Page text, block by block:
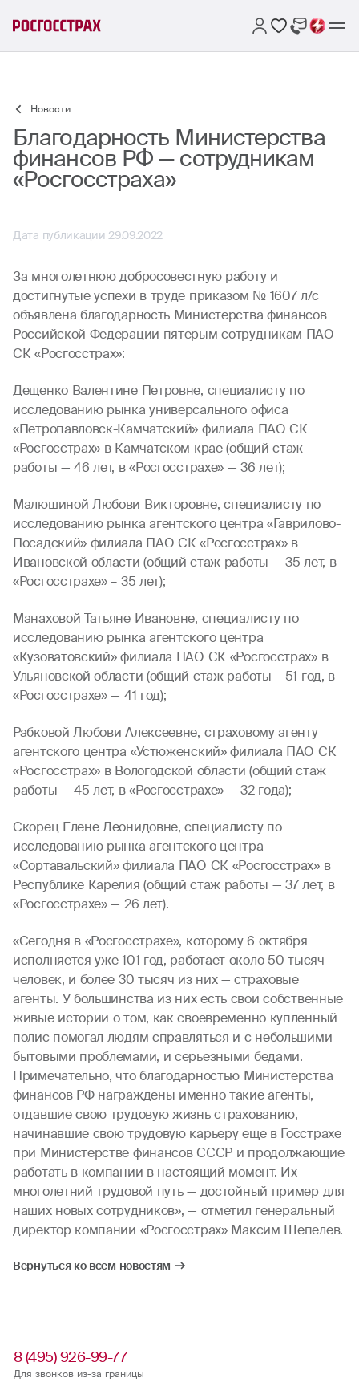
Новости
Благодарность Министерства
финансов РФ — сотрудникам
«Росгосстраха»
Дата публикации 29.09.2022
За многолетнюю добросовестную работу и
достигнутые успехи в труде приказом № 1607 л/с
объявлена благодарность Министерства финансов
Российской Федерации пятерым сотрудникам ПАО
СК «Росгосстрах»:
Дещенко Валентине Петровне, специалисту по
исследованию рынка универсального офиса
«Петропавловск-Камчатский» филиала ПАО СК
«Росгосстрах» в Камчатском крае (общий стаж
работы — 46 лет, в «Росгосстрахе» — 36 лет);
Малюшиной Любови Викторовне, специалисту по
исследованию рынка агентского центра «Гаврилово-
Посадский» филиала ПАО СК «Росгосстрах» в
Ивановской области (общий стаж работы — 35 лет, в
«Росгосстрахе» – 35 лет);
Манаховой Татьяне Ивановне, специалисту по
исследованию рынка агентского центра
«Кузоватовский» филиала ПАО СК «Росгосстрах» в
Ульяновской области (общий стаж работы – 51 год, в
«Росгосстрахе» — 41 год);
Рабковой Любови Алексеевне, страховому агенту
агентского центра «Устюженский» филиала ПАО СК
«Росгосстрах» в Вологодской области (общий стаж
работы — 45 лет, в «Росгосстрахе» — 32 года);
Скорец Елене Леонидовне, специалисту по
исследованию рынка агентского центра
«Сортавальский» филиала ПАО СК «Росгосстрах» в
Республике Карелия (общий стаж работы — 37 лет, в
«Росгосстрахе» — 26 лет).
«Сегодня в «Росгосстрахе», которому 6 октября
исполняется уже 101 год, работает около 50 тысяч
человек, и более 30 тысяч из них — страховые
агенты. У большинства из них есть свои собственные
живые истории о том, как своевременно купленный
полис помогал людям справляться и с небольшими
бытовыми проблемами, и серьезными бедами.
Примечательно, что благодарностью Министерства
финансов РФ награждены именно такие агенты,
отдавшие свою трудовую жизнь страхованию,
начинавшие свою трудовую карьеру еще в Госстрахе
при Министерстве финансов СССР и продолжающие
работать в компании в настоящий момент. Их
многолетний трудовой путь — достойный пример для
наших новых сотрудников», — отметил генеральный
директор компании «Росгосстрах» Максим Шепелев.
Вернуться ко всем новостям
8 (495) 926-99-77
Для звонков из-за границы